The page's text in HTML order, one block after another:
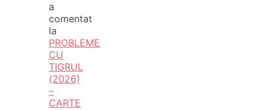
a
comentat
la
PROBLEME
CU
TIGRUL
(2026)
–
CARTE